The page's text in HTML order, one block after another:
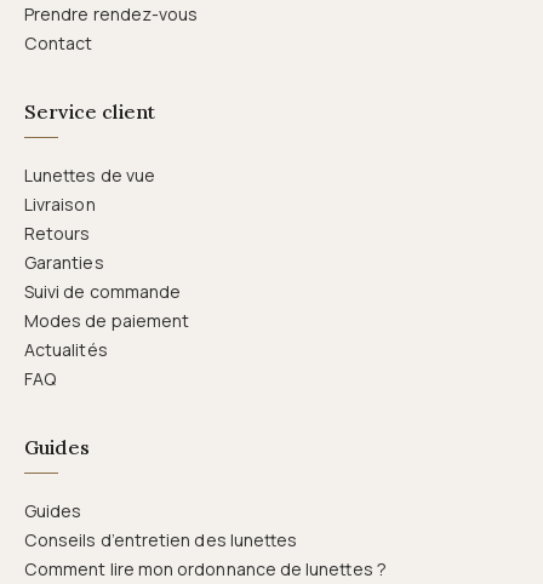
Prendre rendez-vous
Contact
Service client
Lunettes de vue
Livraison
Retours
Garanties
Suivi de commande
Modes de paiement
Actualités
FAQ
Guides
Guides
Conseils d’entretien des lunettes
Comment lire mon ordonnance de lunettes ?